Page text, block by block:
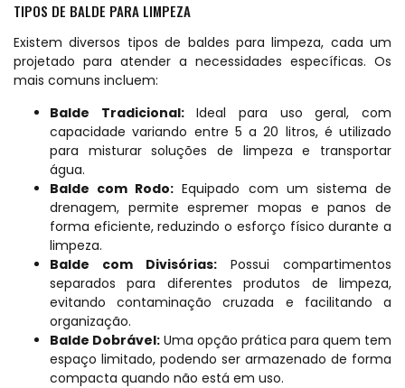
TIPOS DE BALDE PARA LIMPEZA
Existem diversos tipos de baldes para limpeza, cada um
projetado para atender a necessidades específicas. Os
mais comuns incluem:
Balde Tradicional:Ideal para uso geral, com
capacidade variando entre 5 a 20 litros, é utilizado
para misturar soluções de limpeza e transportar
água.
Balde com Rodo: Equipado com um sistema de
drenagem, permite espremer mopas e panos de
forma eficiente, reduzindo o esforço físico durante a
limpeza.
Balde com Divisórias: Possui compartimentos
separados para diferentes produtos de limpeza,
evitando contaminação cruzada e facilitando a
organização.
Balde Dobrável: Uma opção prática para quem tem
espaço limitado, podendo ser armazenado de forma
compacta quando não está em uso.